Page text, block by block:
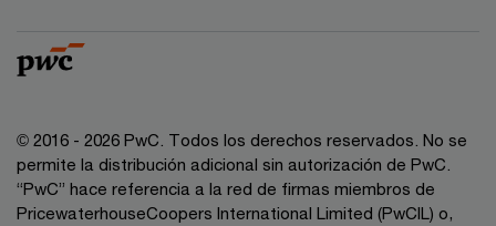
© 2016 - 2026 PwC. Todos los derechos reservados. No se
permite la distribución adicional sin autorización de PwC.
“PwC” hace referencia a la red de firmas miembros de
PricewaterhouseCoopers International Limited (PwCIL) o,